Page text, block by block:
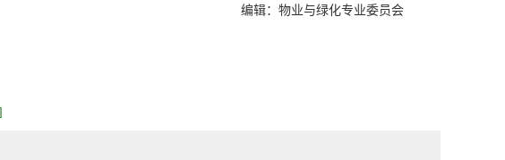
编辑：物业与绿化专业委员会